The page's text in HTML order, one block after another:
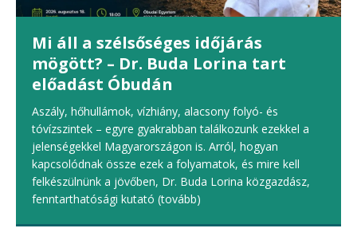
Mi áll a szélsőséges időjárás
mögött? – Dr. Buda Lorina tart
előadást Óbudán
Aszály, hőhullámok, vízhiány, alacsony folyó- és
tóvízszintek – egyre gyakrabban találkozunk ezekkel a
jelenségekkel Magyarországon is. Arról, hogyan
kapcsolódnak össze ezek a folyamatok, és mire kell
felkészülnünk a jövőben, Dr. Buda Lorina közgazdász,
fenntarthatósági kutató (tovább)